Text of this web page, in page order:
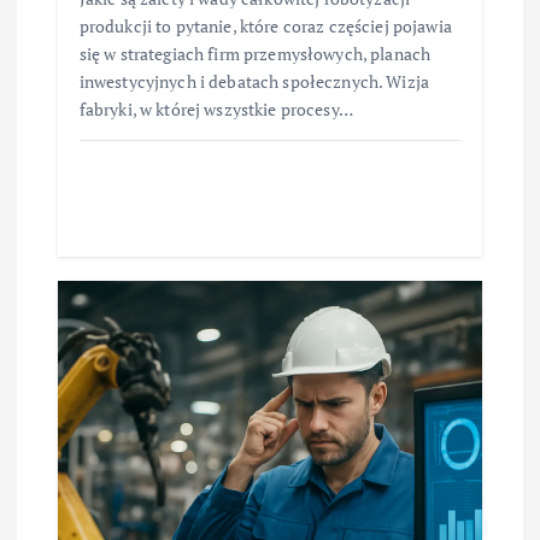
produkcji to pytanie, które coraz częściej pojawia
się w strategiach firm przemysłowych, planach
inwestycyjnych i debatach społecznych. Wizja
fabryki, w której wszystkie procesy…